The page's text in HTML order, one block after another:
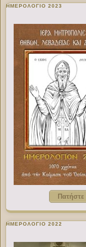
ΗΜΕΡΟΛΟΓΙΟ 2023
Πατήστε
ΗΜΕΡΟΛΟΓΙΟ 2022